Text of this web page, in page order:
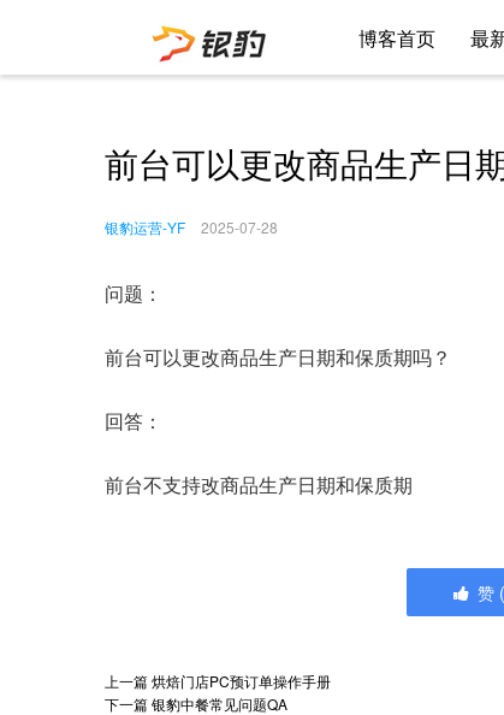
博客首页 最
前台可以更改商品生产日
银豹运营-YF 2025-07-28
问题：
前台可以更改商品生产日期和保质期吗？
回答：
前台不支持改商品生产日期和保质期
赞
上一篇烘焙门店PC预订单操作手册
下一篇银豹中餐常见问题QA